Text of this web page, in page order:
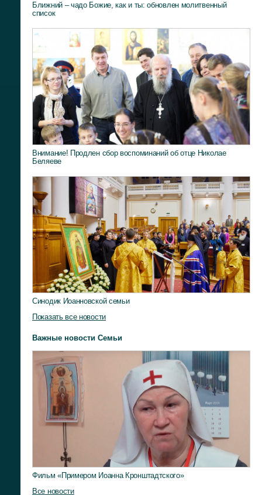
Ближний – чадо Божие, как и ты: обновлен молитвенный
список
Внимание! Продлен сбор воспоминаний об отце Николае
Беляеве
Синодик Иоанновской семьи
Показать все новости
Важные новости Семьи
Фильм «Примером Иоанна Кронштадтского»
Все новости